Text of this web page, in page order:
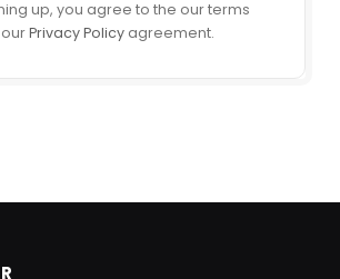
up, you agree to the our terms
Privacy Policyagreement.